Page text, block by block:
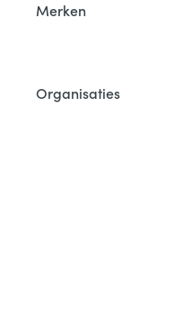
Merken
Organisaties